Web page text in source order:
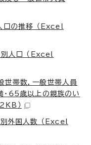
口の推移 （Excel
人口 （Excel
帯数，一般世帯人員
・65歳以上の親族のい
）
外国人数 （Excel